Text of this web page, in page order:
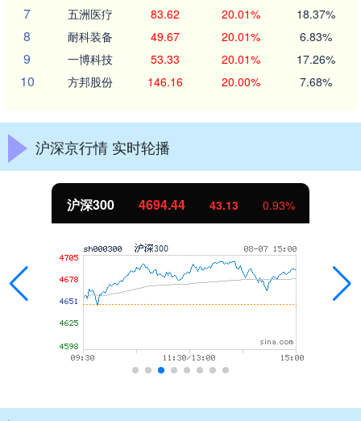
7
五洲医疗 83.62 20.01% 18.37%
8 耐科装备 49.67 20.01% 6.83%
9 一博科技 53.33 20.01% 17.26%
10 方邦股份 146.16 20.00% 7.68%
沪深京行情 实时轮播
沪深300 4694.44 43.13 0.93%